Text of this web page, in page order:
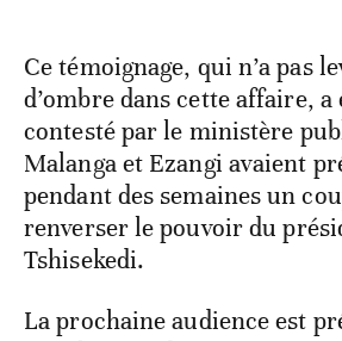
Ce témoignage, qui n’a pas
d’ombre dans cette affaire,
contesté par le ministère
Malanga et Ezangi avaient
pendant des semaines un
renverser le pouvoir du
Tshisekedi.
La prochaine audience est